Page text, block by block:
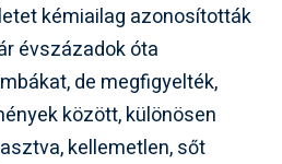
kémiailag azonosították
évszázadok óta
de megfigyelték,
között, különösen
kellemetlen, sőt